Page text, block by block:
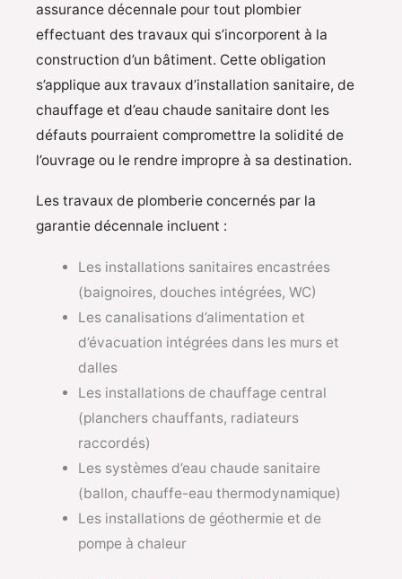
assurance décennale pour tout plombier
effectuant des travaux qui s’incorporent à la
construction d’un bâtiment. Cette obligation
s’applique aux travaux d’installation sanitaire, de
chauffage et d’eau chaude sanitaire dont les
défauts pourraient compromettre la solidité de
l’ouvrage ou le rendre impropre à sa destination.
Les travaux de plomberie concernés par la
garantie décennale incluent :
Les installations sanitaires encastrées
(baignoires, douches intégrées, WC)
Les canalisations d’alimentation et
d’évacuation intégrées dans les murs et
dalles
Les installations de chauffage central
(planchers chauffants, radiateurs
raccordés)
Les systèmes d’eau chaude sanitaire
(ballon, chauffe-eau thermodynamique)
Les installations de géothermie et de
pompe à chaleur